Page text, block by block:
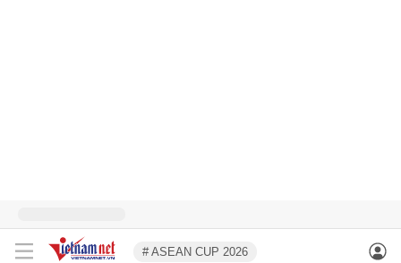
# ASEAN CUP 2026